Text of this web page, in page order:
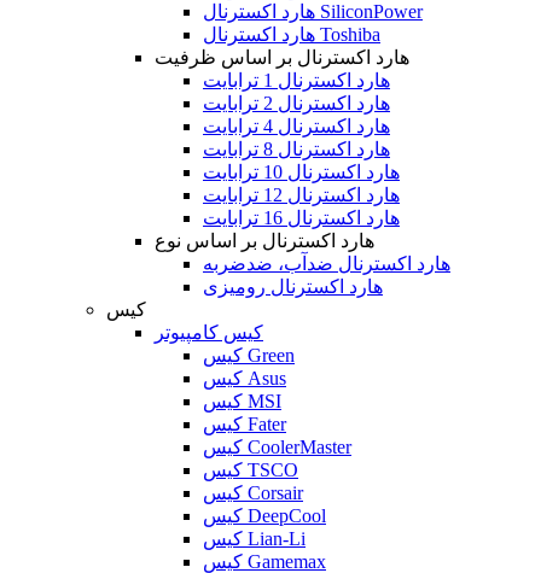
هارد اکسترنال SiliconPower
هارد اکسترنال Toshiba
هارد اکسترنال بر اساس ظرفیت
هارد اکسترنال 1 ترابایت
هارد اکسترنال 2 ترابایت
هارد اکسترنال 4 ترابایت
هارد اکسترنال 8 ترابایت
هارد اکسترنال 10 ترابایت
هارد اکسترنال 12 ترابایت
هارد اکسترنال 16 ترابایت
هارد اکسترنال بر اساس نوع
هارد اکسترنال ضدآب، ضدضربه
هارد اکسترنال رومیزی
کیس
کیس کامپیوتر
کیس Green
کیس Asus
کیس MSI
کیس Fater
کیس CoolerMaster
کیس TSCO
کیس Corsair
کیس DeepCool
کیس Lian-Li
کیس Gamemax